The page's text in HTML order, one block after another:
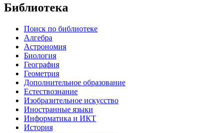
Библиотека
Поиск по библиотеке
Алгебра
Астрономия
Биология
География
Геометрия
Дополнительное образование
Естествознание
Изобразительное искусство
Иностранные языки
Информатика и ИКТ
История